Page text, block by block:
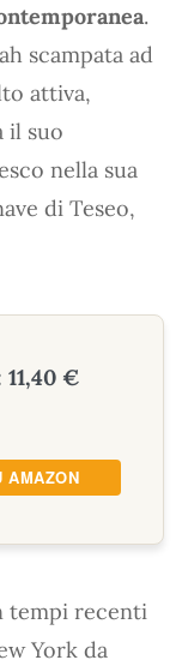
.
scampata ad
attiva,
il suo
nella sua
di Teseo,
€
AMAZON
tempi recenti
York da